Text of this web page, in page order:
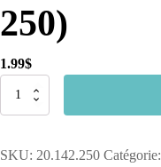
250)
1.99$
quantité
Embout
SKU: 20.142.250 Catégorie: